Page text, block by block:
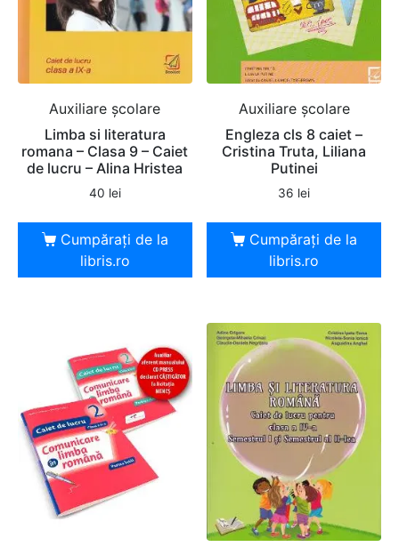
Auxiliare şcolare
Limba si literatura
romana – Clasa 9 – Caiet
de lucru – Alina Hristea
40 lei
Cumpărați de la
libris.ro
Auxiliare şcolare
Engleza cls 8 caiet –
Cristina Truta, Liliana
Putinei
36 lei
Cumpărați de la
libris.ro